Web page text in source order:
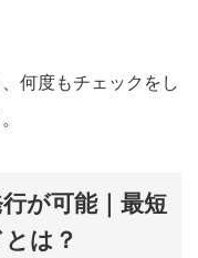
何度もチェックをし
が可能｜最短
は？